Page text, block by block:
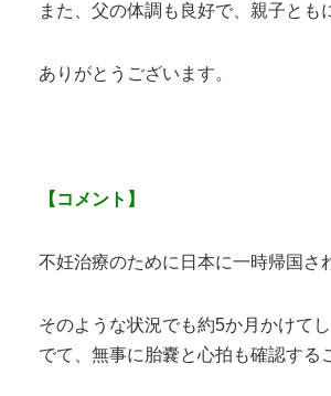
また、父の体調も良好で、親子と
ありがとうございます。
【コメント】
不妊治療のために日本に一時帰国さ
そのような状況でも約5か月かけて
でて、無事に胎嚢と心拍も確認する